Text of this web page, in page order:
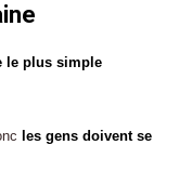
le plus simple
les gens doivent se